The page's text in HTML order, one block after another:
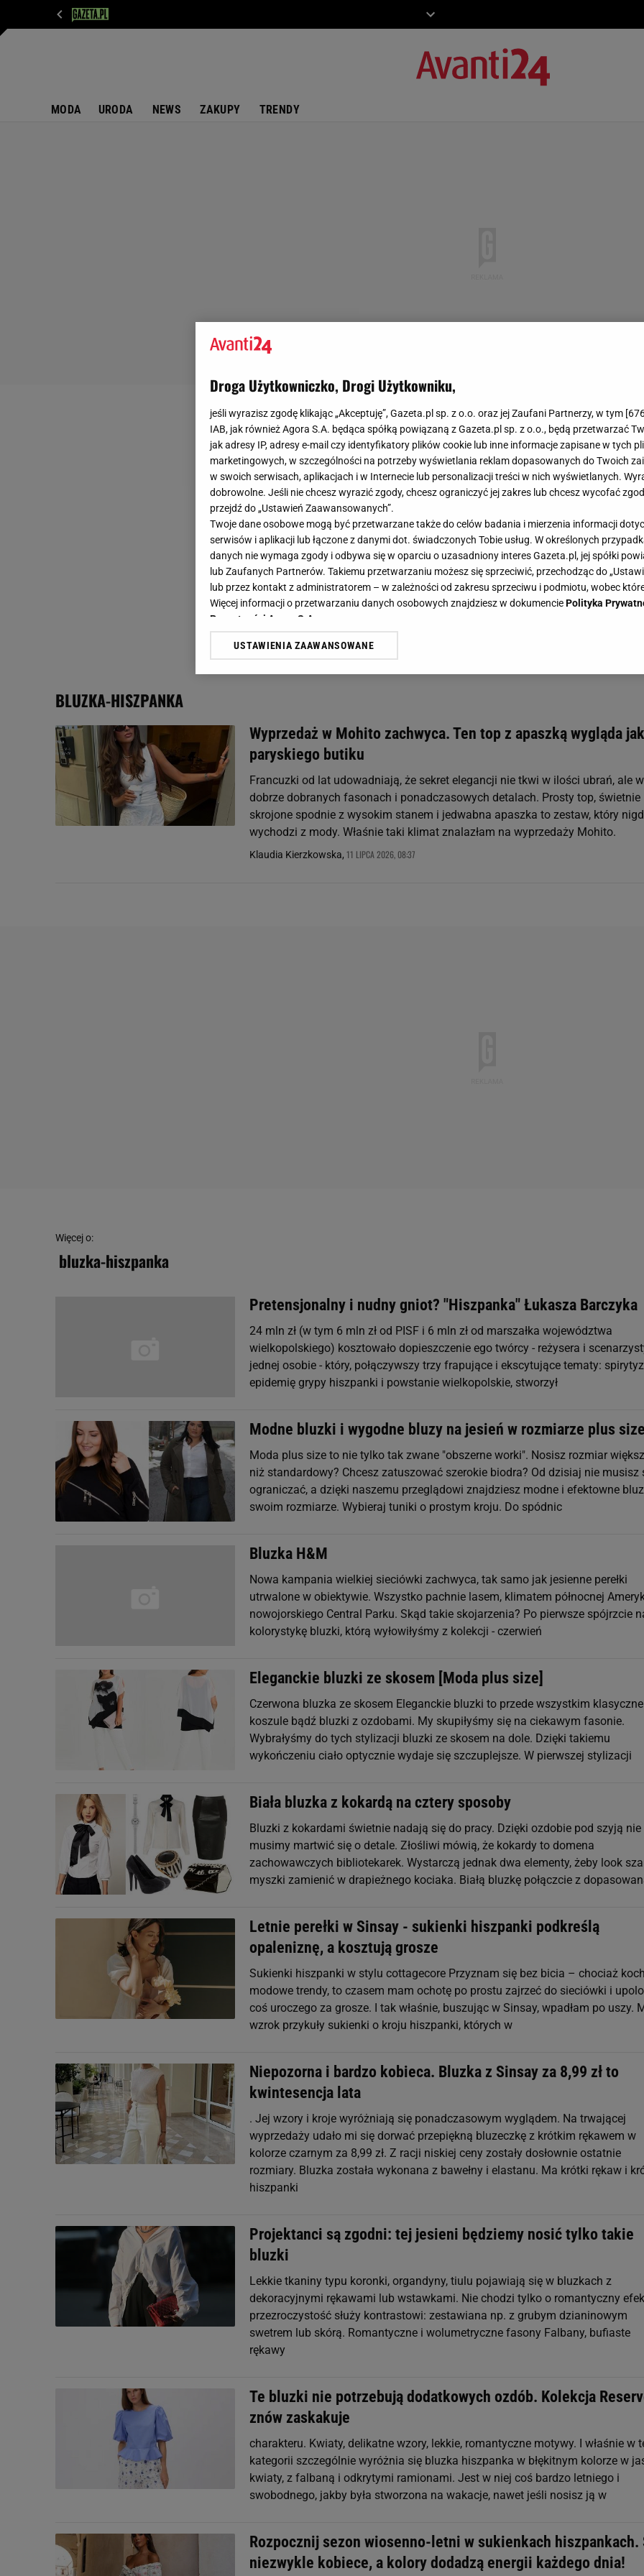
MODA URODA NEWS ZAKUPY TRENDY
BLUZKA-HISZPANKA
Wyprzedaż w Mohito zachwyca. Ten top z apaszką wygląda
paryskiego butiku
Francuzki od lat udowadniają, że sekret elegancji nie tkwi w ilości ubrań, ale w
dobrze dobranych fasonach i ponadczasowych detalach. Prosty top, świetnie
skrojone spodnie z wysokim stanem i jedwabna apaszka to zestaw, który
wychodzi z mody. Właśnie taki klimat znalazłam na wyprzedaży Mohito.
Klaudia Kierzkowska, 11 LIPCA 2026, 08:37
Więcej o:
bluzka-hiszpanka
Pretensjonalny i nudny gniot? "Hiszpanka" Łukasza Barczyka
24 mln zł (w tym 6 mln zł od PISF i 6 mln zł od marszałka województwa
wielkopolskiego) kosztowało dopieszczenie ego twórcy - reżysera i
jednej osobie - który, połączywszy trzy frapujące i ekscytujące tematy:
epidemię grypy hiszpanki i powstanie wielkopolskie, stworzył
Modne bluzki i wygodne bluzy na jesień w rozmiarze plus size
Moda plus size to nie tylko tak zwane "obszerne worki". Nosisz rozmiar
niż standardowy? Chcesz zatuszować szerokie biodra? Od dzisiaj nie musisz
ograniczać, a dzięki naszemu przeglądowi znajdziesz modne i efektowne
swoim rozmiarze. Wybieraj tuniki o prostym kroju. Do spódnic
Bluzka H&M
Nowa kampania wielkiej sieciówki zachwyca, tak samo jak jesienne perełki
utrwalone w obiektywie. Wszystko pachnie lasem, klimatem północnej
nowojorskiego Central Parku. Skąd takie skojarzenia? Po pierwsze spójrzcie
kolorystykę bluzki, którą wyłowiłyśmy z kolekcji - czerwień
Eleganckie bluzki ze skosem [Moda plus size]
Czerwona bluzka ze skosem Eleganckie bluzki to przede wszystkim klasyczne
koszule bądź bluzki z ozdobami. My skupiłyśmy się na ciekawym fasonie.
Wybrałyśmy do tych stylizacji bluzki ze skosem na dole. Dzięki takiemu
wykończeniu ciało optycznie wydaje się szczuplejsze. W pierwszej stylizacji
Biała bluzka z kokardą na cztery sposoby
Bluzki z kokardami świetnie nadają się do pracy. Dzięki ozdobie pod szyją nie
musimy martwić się o detale. Złośliwi mówią, że kokardy to domena
zachowawczych bibliotekarek. Wystarczą jednak dwa elementy, żeby look
myszki zamienić w drapieżnego kociaka. Białą bluzkę połączcie z
Letnie perełki w Sinsay - sukienki hiszpanki podkreślą
opaleniznę, a kosztują grosze
Sukienki hiszpanki w stylu cottagecore Przyznam się bez bicia – chociaż
modowe trendy, to czasem mam ochotę po prostu zajrzeć do sieciówki i
coś uroczego za grosze. I tak właśnie, buszując w Sinsay, wpadłam po uszy.
wzrok przykuły sukienki o kroju hiszpanki, których w
Niepozorna i bardzo kobieca. Bluzka z Sinsay za 8,99 zł to
kwintesencja lata
. Jej wzory i kroje wyróżniają się ponadczasowym wyglądem. Na trwającej
wyprzedaży udało mi się dorwać przepiękną bluzeczkę z krótkim rękawem w
kolorze czarnym za 8,99 zł. Z racji niskiej ceny zostały dosłownie ostatnie
rozmiary. Bluzka została wykonana z bawełny i elastanu. Ma krótki rękaw i
hiszpanki
Projektanci są zgodni: tej jesieni będziemy nosić tylko takie
bluzki
Lekkie tkaniny typu koronki, organdyny, tiulu pojawiają się w bluzkach z
dekoracyjnymi rękawami lub wstawkami. Nie chodzi tylko o romantyczny
przezroczystość służy kontrastowi: zestawiana np. z grubym dzianinowym
swetrem lub skórą. Romantyczne i wolumetryczne fasony Falbany, bufiaste
rękawy
Te bluzki nie potrzebują dodatkowych ozdób. Kolekcja
znów zaskakuje
charakteru. Kwiaty, delikatne wzory, lekkie, romantyczne motywy. I właśnie w
kategorii szczególnie wyróżnia się bluzka hiszpanka w błękitnym kolorze w
kwiaty, z falbaną i odkrytymi ramionami. Jest w niej coś bardzo letniego i
swobodnego, jakby była stworzona na wakacje, nawet jeśli nosisz ją w
Rozpocznij sezon wiosenno-letni w sukienkach hiszpankach.
niezwykle kobiece, a kolory dodadzą energii każdego dnia!
Droga Użytkowniczko, Drogi Użytkowniku,
jeśli wyrazisz zgodę klikając „Akceptuję”, Gazeta.pl sp. z o.o. oraz jej Zaufani Partnerzy, w tym [
IAB, jak również Agora S.A. będąca spółką powiązaną z Gazeta.pl sp. z o.o., będą przetwarzać
jak adresy IP, adresy e-mail czy identyfikatory plików cookie lub inne informacje zapisane w tych
marketingowych, w szczególności na potrzeby wyświetlania reklam dopasowanych do Twoich
w swoich serwisach, aplikacjach i w Internecie lub personalizacji treści w nich wyświetlanych.
dobrowolne. Jeśli nie chcesz wyrazić zgody, chcesz ograniczyć jej zakres lub chcesz wycofać
przejdź do „Ustawień Zaawansowanych”.
Twoje dane osobowe mogą być przetwarzane także do celów badania i mierzenia informacji
serwisów i aplikacji lub łączone z danymi dot. świadczonych Tobie usług. W określonych
danych nie wymaga zgody i odbywa się w oparciu o uzasadniony interes Gazeta.pl, jej spółki
lub Zaufanych Partnerów. Takiemu przetwarzaniu możesz się sprzeciwić, przechodząc do
lub przez kontakt z administratorem – w zależności od zakresu sprzeciwu i podmiotu, wobec
Więcej informacji o przetwarzaniu danych osobowych znajdziesz w dokumenciePolityka
Prywatności Agora S.A.
Klikając „Akceptuję” wyrażasz też zgodę na zainstalowanie i przechowywanie plików cookie
My, nasi Zaufani Partnerzy i Agora S.A. możemy przetwarzać dane osobowe w następujących
Użycie dokładnych danych geolokalizacyjnych. Aktywne skanowanie charakterystyki urządzenia
Przechowywanie informacji na urządzeniu lub dostęp do nich. Spersonalizowane reklamy i treści,
badnie odbiorców i ulepszanie usług.
Lista Zaufanych Partnerów
USTAWIENIA ZAAWANSOWANE